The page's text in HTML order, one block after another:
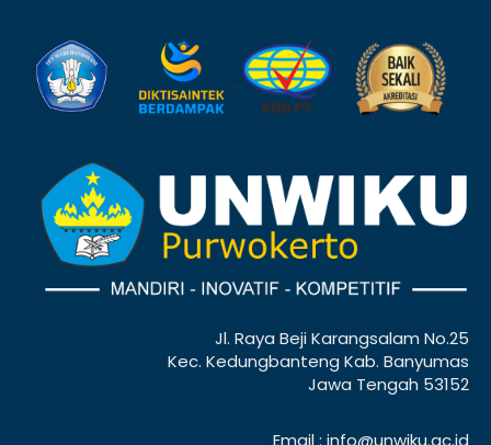
Jl. Raya Beji Karangsalam No.25
Kec. Kedungbanteng Kab. Banyumas
Jawa Tengah 53152
Email : info@unwiku.ac.id